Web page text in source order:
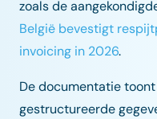
zoals de
België bevestigt
invoicing in 2026.
De documentatie
gestructureerde